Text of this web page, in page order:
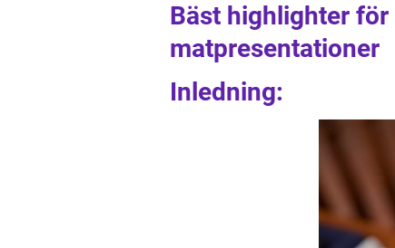
Bäst highlighter
matpresentationer
Inledning: